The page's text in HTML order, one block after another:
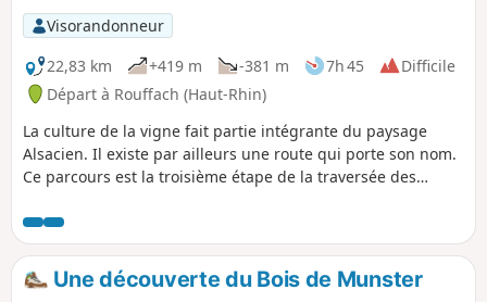
Visorandonneur
22,83 km
+419 m -381 m 7h 45
Difficile
Départ à Rouffach (Haut-Rhin)
La culture de la vigne fait partie intégrante du paysage
Alsacien. Il existe par ailleurs une route qui porte son nom.
Ce parcours est la troisième étape de la traversée des
de vue sont très nombreux voire même omniprésents en
dehors des villages. Ces derniers sont très typiques avec de
jolies maisons à colombages et ont un charme indéniable.
Le patrimoine est lui aussi tout aussi bien représenté.
Une découverte du Bois de Munster